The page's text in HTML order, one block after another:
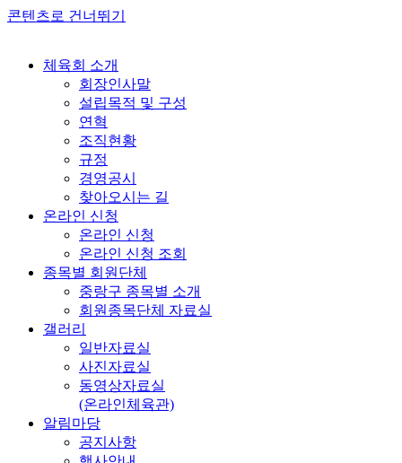
콘텐츠로 건너뛰기
체육회 소개
회장인사말
설립목적 및 구성
연혁
조직현황
규정
경영공시
찾아오시는 길
온라인 신청
온라인 신청
온라인 신청 조회
종목별 회원단체
중랑구 종목별 소개
회원종목단체 자료실
갤러리
일반자료실
사진자료실
동영상자료실
(온라인체육관)
알림마당
공지사항